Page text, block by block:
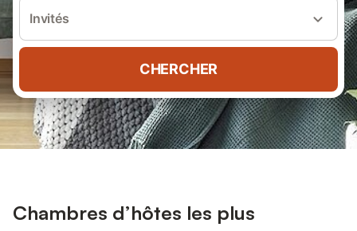
Invités
CHERCHER
Chambres d’hôtes les plus